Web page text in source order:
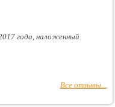
года, наложенный
Все отзывы...